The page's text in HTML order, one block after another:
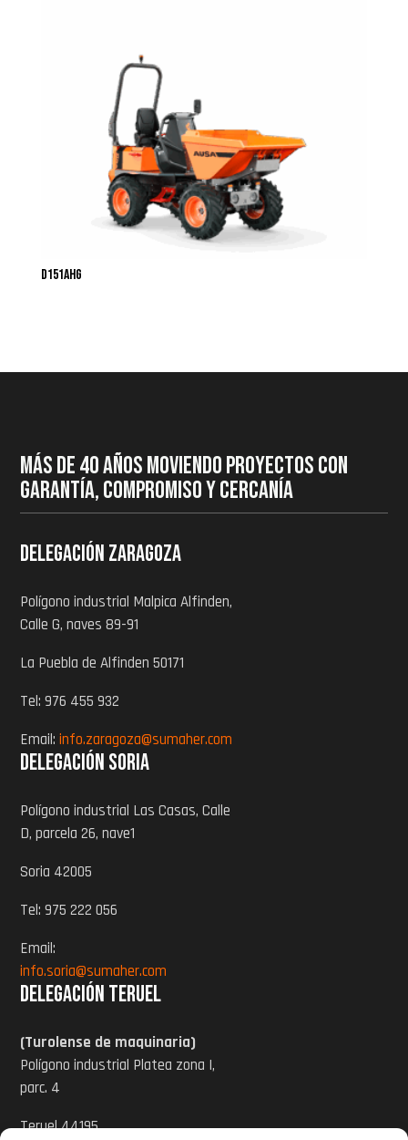
D151AHG
MÁS DE 40 AÑOS MOVIENDO PROYECTOS CON
GARANTÍA, COMPROMISO Y CERCANÍA
Delegación zaragoza
Polígono industrial Malpica Alfinden,
Calle G, naves 89-91
La Puebla de Alfinden 50171
Tel: 976 455 932
Email:info.zaragoza@sumaher.com
Delegación Soria
Polígono industrial Las Casas, Calle
D, parcela 26, nave1
Soria 42005
Tel: 975 222 056
Email:
info.soria@sumaher.com
Delegación Teruel
(Turolense de maquinaria)
Polígono industrial Platea zona I,
parc. 4
Teruel 44195